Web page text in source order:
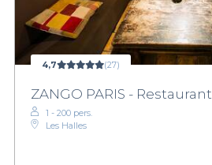
4,7 (27)
ZANGO PARIS - Restaurant
1 - 200 pers.
Les Halles